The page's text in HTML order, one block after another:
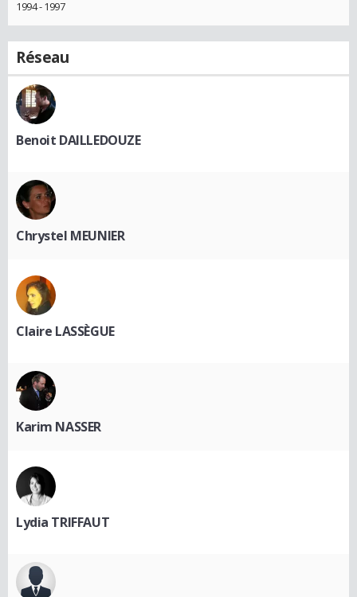
1994 - 1997
Réseau
Benoit DAILLEDOUZE
Chrystel MEUNIER
Claire LASSÈGUE
Karim NASSER
Lydia TRIFFAUT